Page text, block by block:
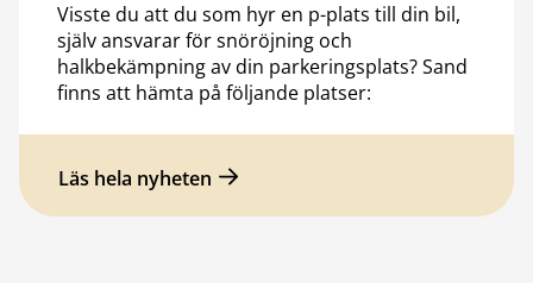
Visste du att du som hyr en p-plats till din bil,
själv ansvarar för snöröjning och
halkbekämpning av din parkeringsplats? Sand
finns att hämta på följande platser:
Läs hela nyheten